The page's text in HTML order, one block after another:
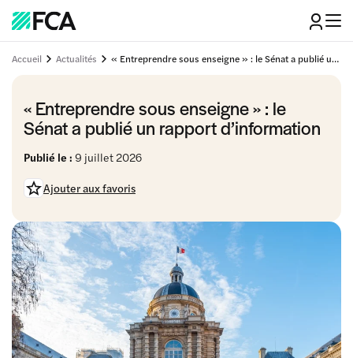
Accueil Actualités « Entreprendre sous enseigne » : le Sénat a publié un rapport d’information
« Entreprendre sous enseigne » : le
Sénat a publié un rapport d’information
Publié le : 9 juillet 2026
Ajouter aux favoris